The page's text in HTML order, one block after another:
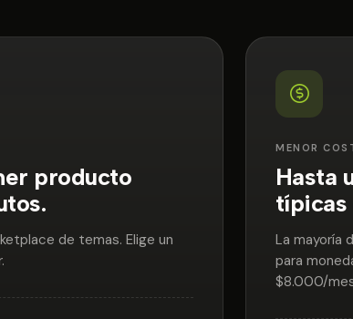
producto
de temas. Elige un
MENOR
Hasta
típicas
La mayoría
para
$8.000/